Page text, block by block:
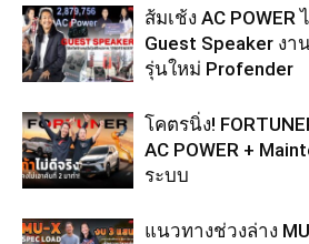
ส้มเช้ง AC POWER
Guest Speaker ง
รุ่นใหม่ Profender
โคตรนิ่ง!
AC POWER +
ระบบ
แนวทางช่วงล่าง